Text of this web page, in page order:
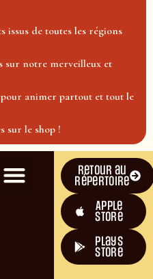
issus de toutes les régions
sur notre merveilleux et
pour animer partout et tout le
sur le shop !
Retour au
répertoire
Apple
Store
plays
store